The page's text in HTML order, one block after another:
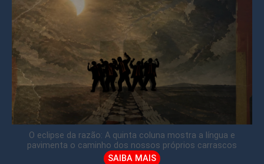
O eclipse da razão: A quinta coluna mostra a língua e
pavimenta o caminho dos nossos próprios carrascos
SAIBA MAIS